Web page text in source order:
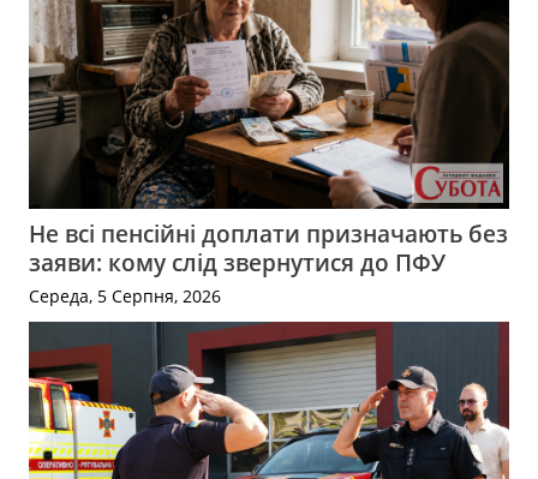
Не всі пенсійні доплати призначають без
заяви: кому слід звернутися до ПФУ
Середа, 5 Серпня, 2026